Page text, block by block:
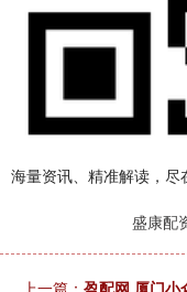
海量资讯、精准解读，尽
盛康配
上一篇： 盈配网 厦门小